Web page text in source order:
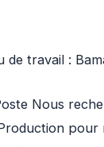
de travail :
Nous
pour